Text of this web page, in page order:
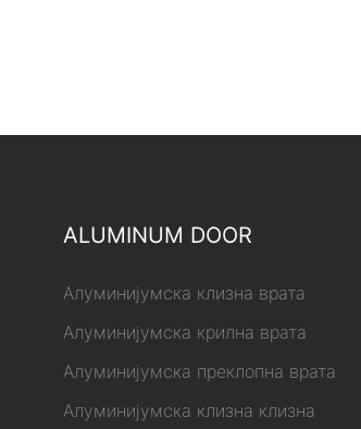
ALUMINUM DOOR
Алуминијумска клизна врата
Алуминијумска крилна врата
Алуминијумска преклопна врата
Алуминијумска клизна клизна